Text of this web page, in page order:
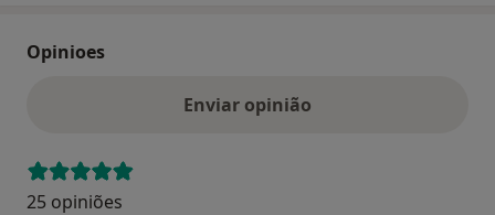
Opinioes
Enviar opinião
25 opiniões